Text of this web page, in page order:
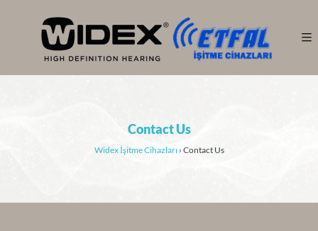
Contact Us
Widex İşitme Cihazları › Contact Us